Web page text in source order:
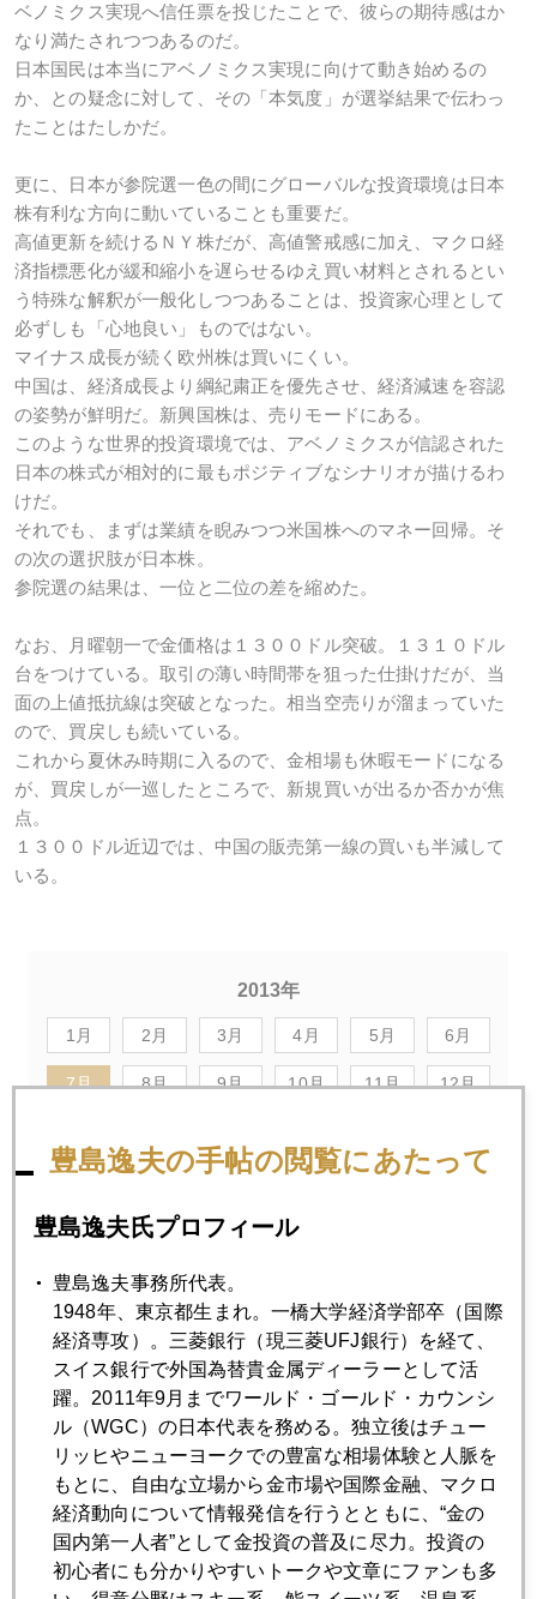
ベノミクス実現へ信任票を投じたことで、彼らの期待感はか
なり満たされつつあるのだ。
日本国民は本当にアベノミクス実現に向けて動き始めるの
か、との疑念に対して、その「本気度」が選挙結果で伝わっ
たことはたしかだ。
更に、日本が参院選一色の間にグローバルな投資環境は日本
株有利な方向に動いていることも重要だ。
高値更新を続けるＮＹ株だが、高値警戒感に加え、マクロ経
済指標悪化が緩和縮小を遅らせるゆえ買い材料とされるとい
う特殊な解釈が一般化しつつあることは、投資家心理として
必ずしも「心地良い」ものではない。
マイナス成長が続く欧州株は買いにくい。
中国は、経済成長より綱紀粛正を優先させ、経済減速を容認
の姿勢が鮮明だ。新興国株は、売りモードにある。
このような世界的投資環境では、アベノミクスが信認された
日本の株式が相対的に最もポジティブなシナリオが描けるわ
けだ。
それでも、まずは業績を睨みつつ米国株へのマネー回帰。そ
の次の選択肢が日本株。
参院選の結果は、一位と二位の差を縮めた。
なお、月曜朝一で金価格は１３００ドル突破。１３１０ドル
台をつけている。取引の薄い時間帯を狙った仕掛けだが、当
面の上値抵抗線は突破となった。相当空売りが溜まっていた
ので、買戻しも続いている。
これから夏休み時期に入るので、金相場も休暇モードになる
が、買戻しが一巡したところで、新規買いが出るか否かが焦
点。
１３００ドル近辺では、中国の販売第一線の買いも半減して
いる。
2013年
1月 2月 3月 4月 5月 6月
7月 8月 9月 10月 11月 12月
2013年07月31日
2013年07月30日
参院選後の資産運用 株で攻め 金で守る
2013年07月29日
円高へ潮目の変化の兆し
2013年07月25日
株価・ドル円を動かすバーナンキ後任人事
豊島逸夫の手帖の閲覧にあたって
豊島逸夫氏プロフィール
豊島逸夫事務所代表。
1948年、東京都生まれ。一橋大学経済学部卒（国際
経済専攻）。三菱銀行（現三菱UFJ銀行）を経て、
スイス銀行で外国為替貴金属ディーラーとして活
躍。2011年9月までワールド・ゴールド・カウンシ
ル（WGC）の日本代表を務める。独立後はチュー
リッヒやニューヨークでの豊富な相場体験と人脈を
もとに、自由な立場から金市場や国際金融、マクロ
経済動向について情報発信を行うとともに、“金の
国内第一人者”として金投資の普及に尽力。投資の
初心者にも分かりやすいトークや文章にファンも多